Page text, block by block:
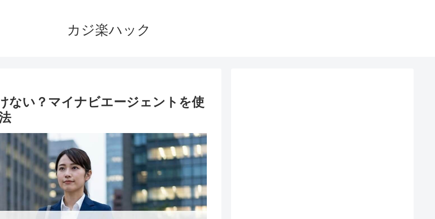
カジ楽ハック
ない？マイナビエージェントを使